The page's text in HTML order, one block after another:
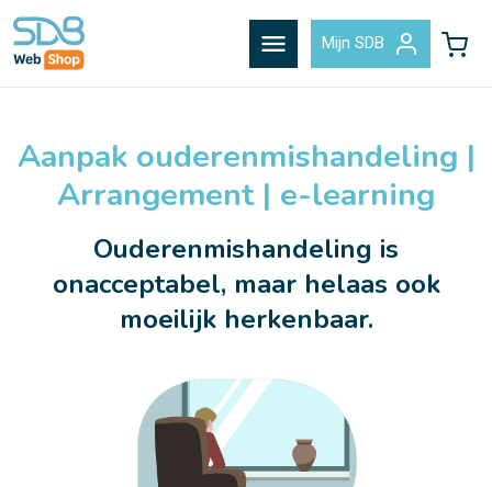
menu Mijn SDB
Aanpak ouderenmishandeling |
Arrangement | e-learning
Ouderenmishandeling is
onacceptabel, maar helaas ook
moeilijk herkenbaar.